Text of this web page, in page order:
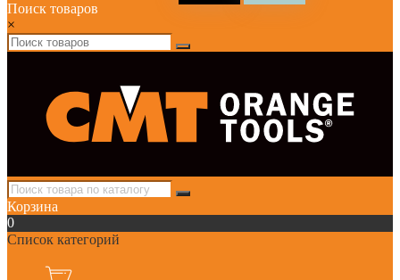
Поиск товаров
×
Корзина
0
Список категорий